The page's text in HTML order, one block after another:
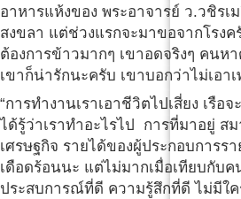
อาหารแห้งของ พระอาจารย์ ว.วชิรเ
สงขลา แต่ช่วงแรกจะมาขอจากโร
ต้องการข้าวมากๆ เขาอดจริงๆ คน
เขาก็น่ารักนะครับ เขาบอกว่าไม่เอา
“การทำงานเราเอาชีวิตไปเสี่ยง เรื
ได้รู้ว่าเราทำอะไรไป การที่มาอยู่ ส
เศรษฐกิจ รายได้ของผู้ประกอบการร
เดือดร้อนนะ แต่ไม่มากเมื่อเทียบกับ
ประสบการณ์ที่ดี ความรู้สึกที่ดี ไม่มีใค